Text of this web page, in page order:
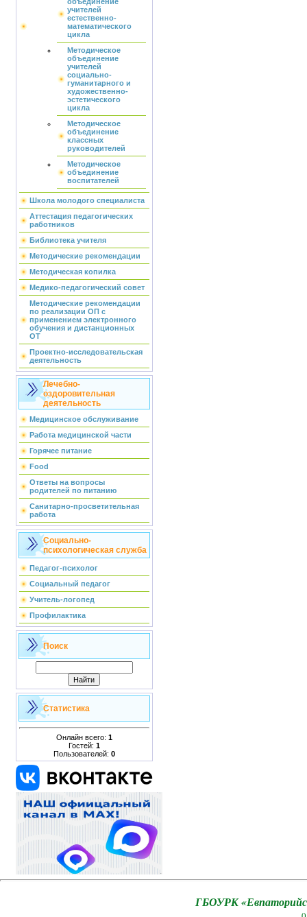
учителей
естественно-
математического
цикла
Методическое
объединение
учителей
социально-
гуманитарного и
художественно-
эстетического
цикла
Методическое
объединение
классных
руководителей
Методическое
объединение
воспитателей
Школа молодого специалиста
Аттестация педагогических
работников
Библиотека учителя
Методические рекомендации
Методическая копилка
Медико-педагогический совет
Методические рекомендации
по реализации ОП с
применением электронного
обучения и дистанционных
ОТ
Проектно-исследовательская
деятельность
Лечебно-
оздоровительная
деятельность
Медицинское обслуживание
Работа медицинской части
Горячее питание
Food
Ответы на вопросы
родителей по питанию
Санитарно-просветительная
работа
Социально-
психологическая служба
Педагог-психолог
Социальный педагог
Учитель-логопед
Профилактика
Поиск
Статистика
Онлайн всего: 1
Гостей: 1
Пользователей: 0
ГБОУРК